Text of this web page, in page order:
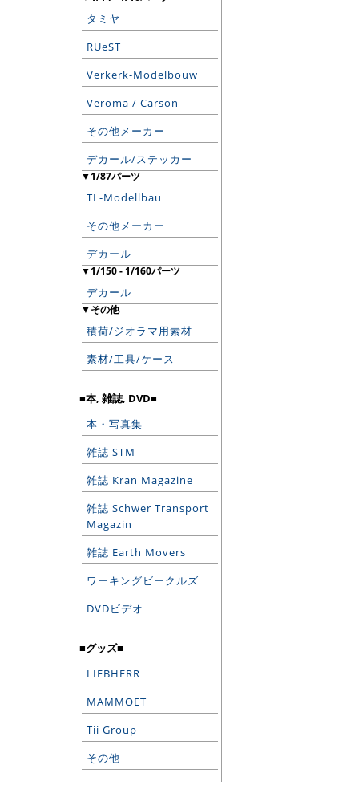
タミヤ
RUeST
Verkerk-Modelbouw
Veroma / Carson
その他メーカー
デカール/ステッカー
▼1/87パーツ
TL-Modellbau
その他メーカー
デカール
▼1/150 - 1/160パーツ
デカール
▼その他
積荷/ジオラマ用素材
素材/工具/ケース
■本, 雑誌, DVD■
本・写真集
雑誌 STM
雑誌 Kran Magazine
雑誌 Schwer Transport
Magazin
雑誌 Earth Movers
ワーキングビークルズ
DVDビデオ
■グッズ■
LIEBHERR
MAMMOET
Tii Group
その他